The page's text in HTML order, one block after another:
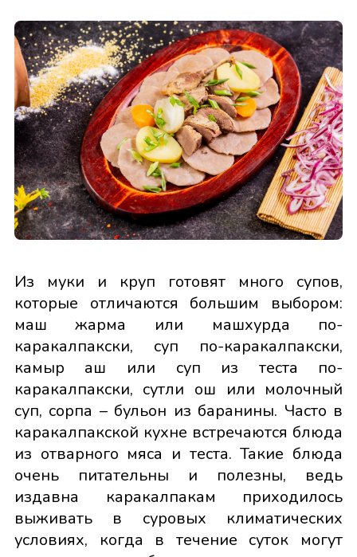
Из муки и круп готовят много супов,
которые отличаются большим выбором:
маш жарма или машхурда по-
каракалпакски, суп по-каракалпакски,
камыр аш или суп из теста по-
каракалпакски, сутли ош или молочный
суп, сорпа – бульон из баранины. Часто в
каракалпакской кухне встречаются блюда
из отварного мяса и теста. Такие блюда
очень питательны и полезны, ведь
издавна каракалпакам приходилось
выживать в суровых климатических
условиях, когда в течение суток могут